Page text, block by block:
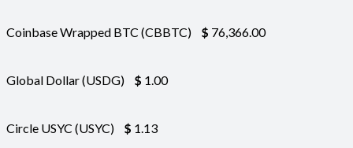
Coinbase Wrapped BTC (CBBTC) $ 76,366.00
Global Dollar (USDG) $ 1.00
Circle USYC (USYC) $ 1.13